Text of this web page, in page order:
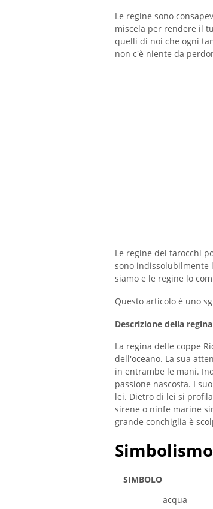
Le regine sono
miscela per rendere il
quelli di noi che ogni
non c'è niente da
Le regine dei tarocchi
sono indissolubilmente
siamo e le regine lo
Questo articolo è uno
Descrizione della
La regina delle coppe
dell'oceano. La sua
in entrambe le mani.
passione nascosta. I
lei. Dietro di lei si
sirene o ninfe marine
grande conchiglia è
Simbolismo
SIMBOLO
acqua